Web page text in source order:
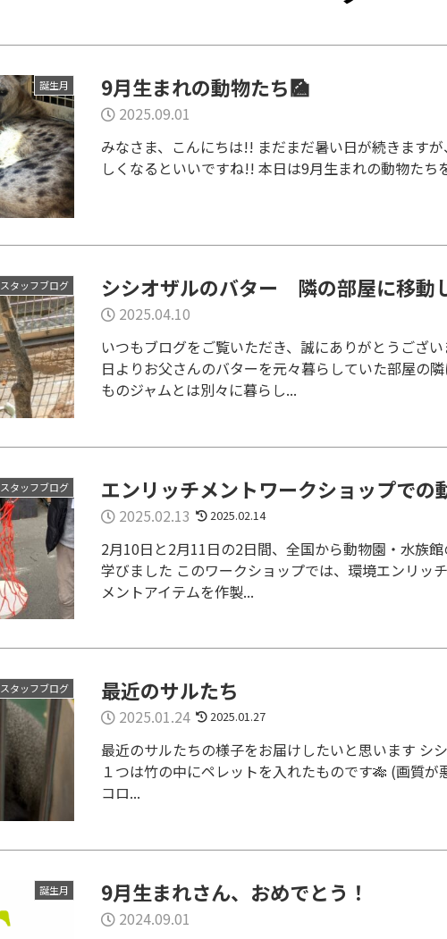
誕生月 9月生まれの動物たち🎑
2025.09.01
みなさま、こんにちは!! まだまだ暑い日が続きます
しくなるといいですね!! 本日は9月生まれの動物た
スタッフブログ シシオザルのバター 隣の部屋に移動
2025.04.10
いつもブログをご覧いただき、誠にありがとうござ
日よりお父さんのバターを元々暮らしていた部屋の
ものジャムとは別々に暮らし...
スタッフブログ エンリッチメントワークショップで
2025.02.13 2025.02.14
2月10日と2月11日の2日間、全国から動物園・水族
学びました このワークショップでは、環境エンリッ
メントアイテムを作製...
スタッフブログ 最近のサルたち
2025.01.24 2025.01.27
最近のサルたちの様子をお届けしたいと思います シ
１つは竹の中にペレットを入れたものです🎋 (画質
コロ...
誕生月 9月生まれさん、おめでとう！
2024.09.01